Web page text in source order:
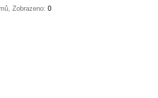
Zobrazeno: 0